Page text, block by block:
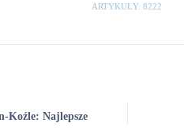
ARTYKUŁY: 8222
Koźle: Najlepsze